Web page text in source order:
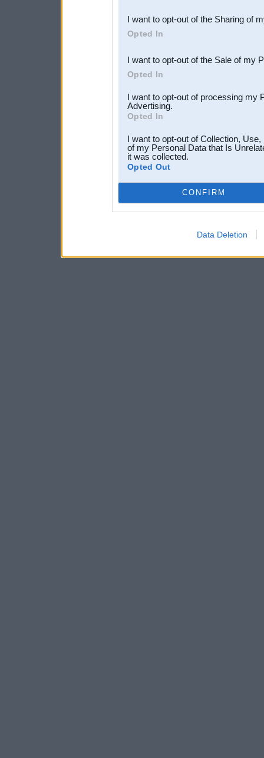
Downstream Participants
third parties.
I want to opt-out of the Sharing of
Opted In
I want to opt-out of the Sale of my
Opted In
I want to opt-out of processing my
Advertising.
Opted In
I want to opt-out of Collection,
of my Personal Data that Is
it was collected.
Opted Out
CONFIRM
Data Deletion